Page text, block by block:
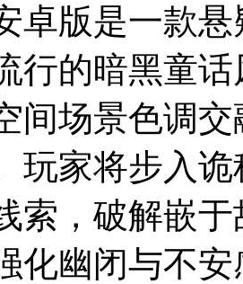
卓版是一款
行的暗黑童
间场景色调
玩家将步入
索，破解嵌
化幽闭与不